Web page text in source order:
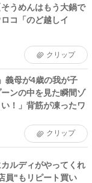
うめんはもう大鍋で
コ「のど越しイ
クリップ
義母が4歳の我が子
ンの中を見た瞬間ゾ
！」背筋が凍ったワ
クリップ
ルディがやってくれ
員"もリピート買い